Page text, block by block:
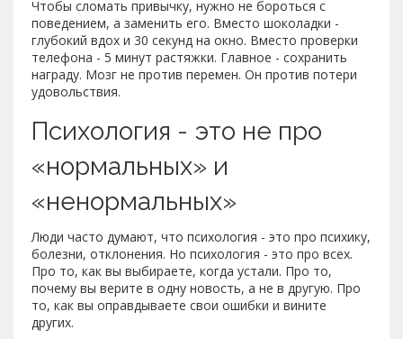
Чтобы сломать привычку, нужно не бороться с
поведением, а заменить его. Вместо шоколадки -
глубокий вдох и 30 секунд на окно. Вместо проверки
телефона - 5 минут растяжки. Главное - сохранить
награду. Мозг не против перемен. Он против потери
удовольствия.
Психология - это не про
«нормальных» и
«ненормальных»
Люди часто думают, что психология - это про психику,
болезни, отклонения. Но психология - это про всех.
Про то, как вы выбираете, когда устали. Про то,
почему вы верите в одну новость, а не в другую. Про
то, как вы оправдываете свои ошибки и вините
других.